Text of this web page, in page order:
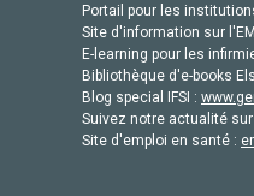
Portail pour les
Site d'information sur
E-learning pour les
Bibliothèque d'e-books
Blog special IFSI :
Suivez notre actualité
Site d'emploi en santé :